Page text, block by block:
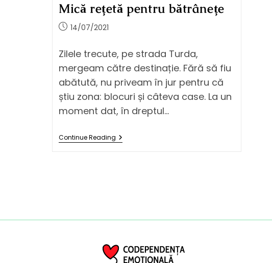
Mică rețetă pentru bătrânețe
14/07/2021
Zilele trecute, pe strada Turda,
mergeam către destinație. Fără să fiu
abătută, nu priveam în jur pentru că
știu zona: blocuri și câteva case. La un
moment dat, în dreptul…
Continue Reading